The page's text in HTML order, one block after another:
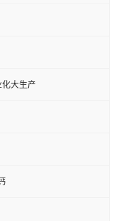
大生产